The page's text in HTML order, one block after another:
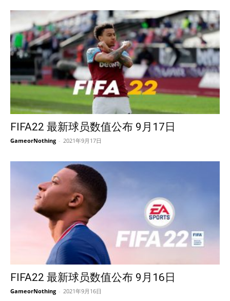
FIFA22 最新球员数值公布 9月17日
GameorNothing - 2021年9月17日
FIFA22 最新球员数值公布 9月16日
GameorNothing - 2021年9月16日